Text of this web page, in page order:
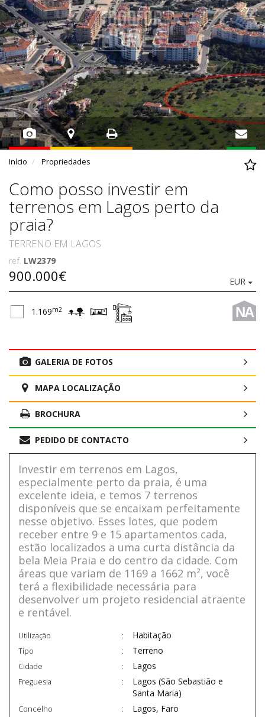
Início Propriedades
Como posso investir em
terrenos em Lagos perto da
praia?
TERRENO EM LAGOS
ref. LW2379
900.000€ EUR
NA
1.169m2
GALERIA DE FOTOS
MAPA LOCALIZAÇÃO
BROCHURA
PEDIDO DE CONTACTO
Investir em terrenos em Lagos,
especialmente perto da praia, é uma
excelente ideia, e temos 7 terrenos
disponíveis que se encaixam perfeitamente
nesse objetivo. Esses lotes, que podem
receber entre 9 e 15 apartamentos cada,
estão localizados a uma curta distância da
bela Meia Praia e do centro da cidade. Com
áreas que variam de 1169 a 1662 m², você
terá a flexibilidade necessária para
desenvolver um projeto residencial atraente
e rentável.
Utilização Habitação
Tipo Terreno
Cidade Lagos
Freguesia
Lagos (São Sebastião e
Santa Maria)
Concelho Lagos, Faro